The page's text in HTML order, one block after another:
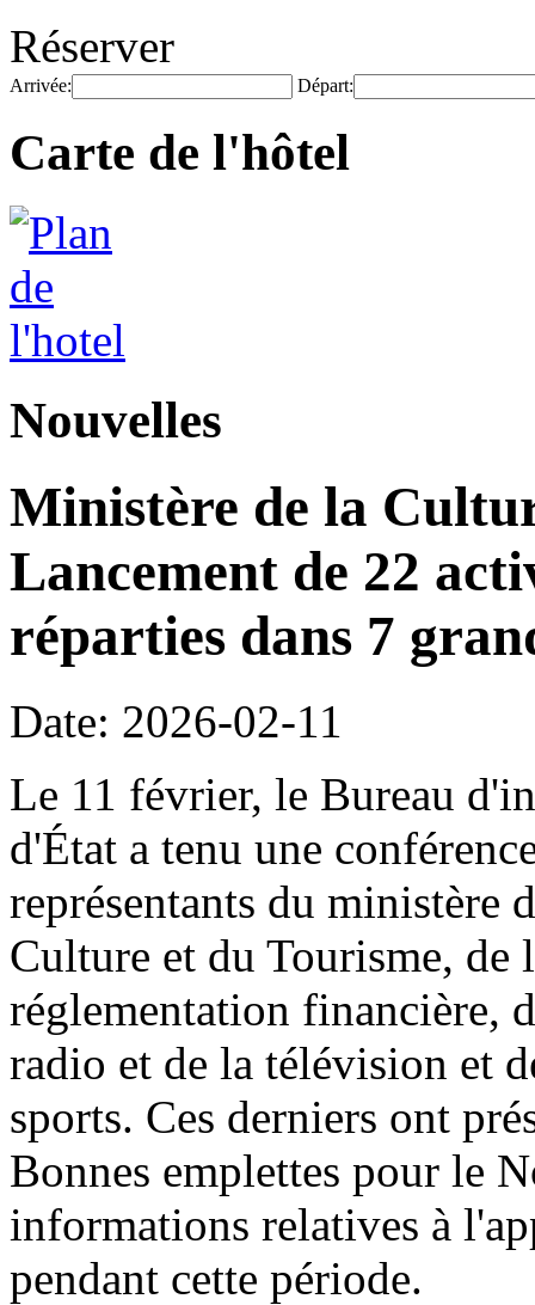
Réserver
Arrivée: Départ:
Carte de l'hôtel
Nouvelles
Ministère de la
Lancement de 22
réparties dans 7
Date: 2026-02-11
Le 11 février, le Bureau
d'État a tenu une
représentants du ministère
Culture et du Tourisme, de
réglementation financière,
radio et de la télévision et
sports. Ces derniers ont
Bonnes emplettes pour le
informations relatives à
pendant cette période.